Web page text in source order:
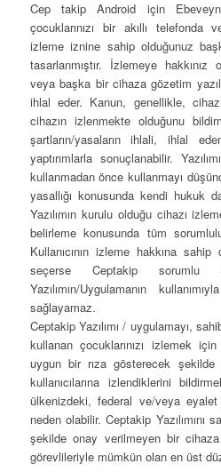
Cep takip Android için Ebeveyn
çocuklarınızı bir akıllı
izleme iznine sahip olduğunuz
tasarlanmıştır. İzlemeye
veya başka bir cihaza gözetim
ihlal eder. Kanun, genellikle,
cihazın izlenmekte olduğunu
şartların/yasaların ihlali, ihlal
yaptırımlarla sonuçlanabilir.
kullanmadan önce kullanmayı
yasallığı konusunda kendi hukuk
Yazılımın kurulu olduğu cihazı
belirleme konusunda tüm
Kullanıcının izleme hakkına
seçerse Ceptakip sorumlu
Yazılımın/Uygulamanın
sağlayamaz.
Ceptakip Yazılımı / uygulamayı,
kullanan çocuklarınızı izlemek
uygun bir rıza gösterecek şekilde
kullanıcılarına izlendiklerini
ülkenizdeki, federal ve/veya eyalet
neden olabilir. Ceptakip Yazılımını
şekilde onay verilmeyen bir
görevlileriyle mümkün olan en üst